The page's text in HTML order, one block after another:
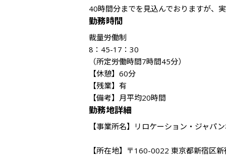
勤務時間
裁量労働制
8：45-17：30
（所定労働時間7時間45分）
【休憩】60分
【残業】有
【備考】月平均20時間
勤務地詳細
【事業所名】リロケーション・ジャパ
【所在地】〒160-0022 東京都新宿区